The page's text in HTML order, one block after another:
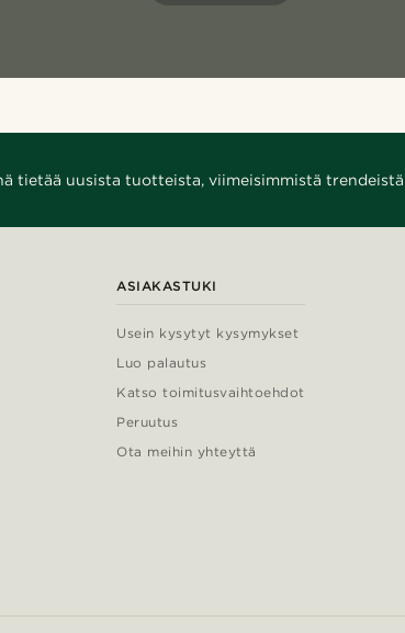
tietää uusista tuotteista, viimeisimmistä
ASIAKASTUKI
Usein kysytyt kysymykset
Luo palautus
Katso toimitusvaihtoehdot
Peruutus
Ota meihin yhteyttä